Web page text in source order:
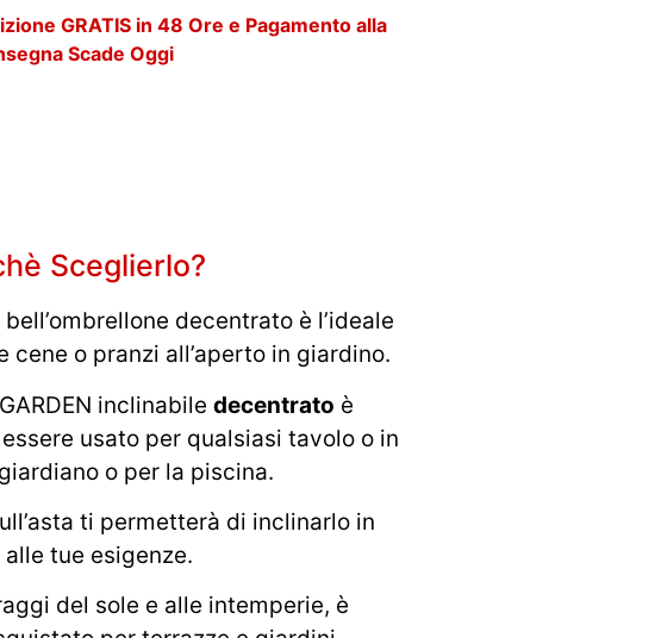
GRATIS in 48 Ore e Pagamento alla
Scade Oggi
Sceglierlo?
decentrato è l’ideale
cene o pranzi all’aperto in giardino.
inclinabile decentrato è
usato per qualsiasi tavolo o in
o per la piscina.
ti permetterà di inclinarlo in
alle tue esigenze.
del sole e alle intemperie, è